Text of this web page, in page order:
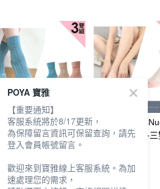
【廠商直送】sNug-中
筒健康除臭襪三雙(綜
合款)-多尺寸任選
NT$1,380
【廠商直送】
形除臭襪(3分)-三
POYA 寶雅
【重要通知】
客服系統將於8/17更新，
為保障留言資訊可保留查詢，請先
登入會員帳號留言。
歡迎來到寶雅線上客服系統。為加
速處理您的需求，